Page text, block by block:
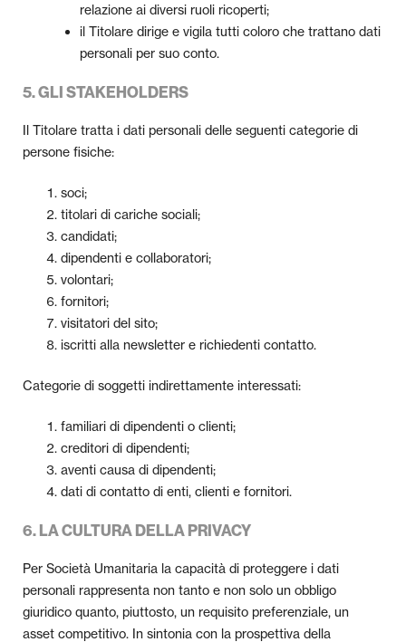
relazione ai diversi ruoli ricoperti;
il Titolare dirige e vigila tutti coloro che trattano dati
personali per suo conto.
5. GLI STAKEHOLDERS
Il Titolare tratta i dati personali delle seguenti categorie di
persone fisiche:
soci;
titolari di cariche sociali;
candidati;
dipendenti e collaboratori;
volontari;
fornitori;
visitatori del sito;
iscritti alla newsletter e richiedenti contatto.
Categorie di soggetti indirettamente interessati:
familiari di dipendenti o clienti;
creditori di dipendenti;
aventi causa di dipendenti;
dati di contatto di enti, clienti e fornitori.
6. LA CULTURA DELLA PRIVACY
Per Società Umanitaria la capacità di proteggere i dati
personali rappresenta non tanto e non solo un obbligo
giuridico quanto, piuttosto, un requisito preferenziale, un
asset competitivo. In sintonia con la prospettiva della